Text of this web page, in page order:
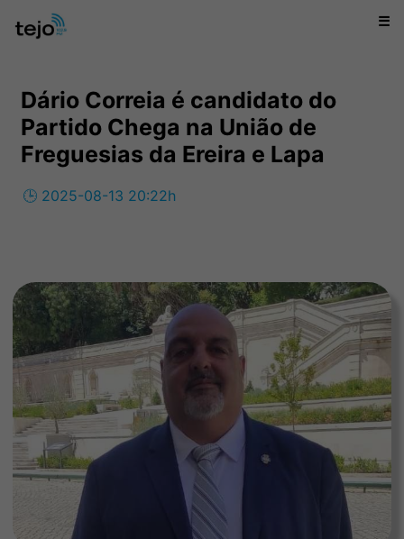
☰
Dário Correia é candidato do
Partido Chega na União de
Freguesias da Ereira e Lapa
🕒 2025-08-13 20:22h